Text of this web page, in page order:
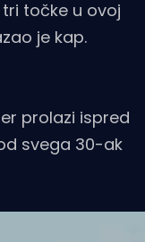
tri točke u ovoj
je kap.
prolazi ispred
svega 30-ak